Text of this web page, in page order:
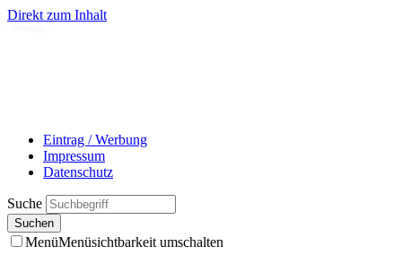
Direkt zum Inhalt
Eintrag / Werbung
Impressum
Datenschutz
Suche
MenüMenüsichtbarkeit umschalten